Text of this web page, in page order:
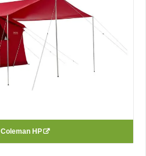
Coleman HP